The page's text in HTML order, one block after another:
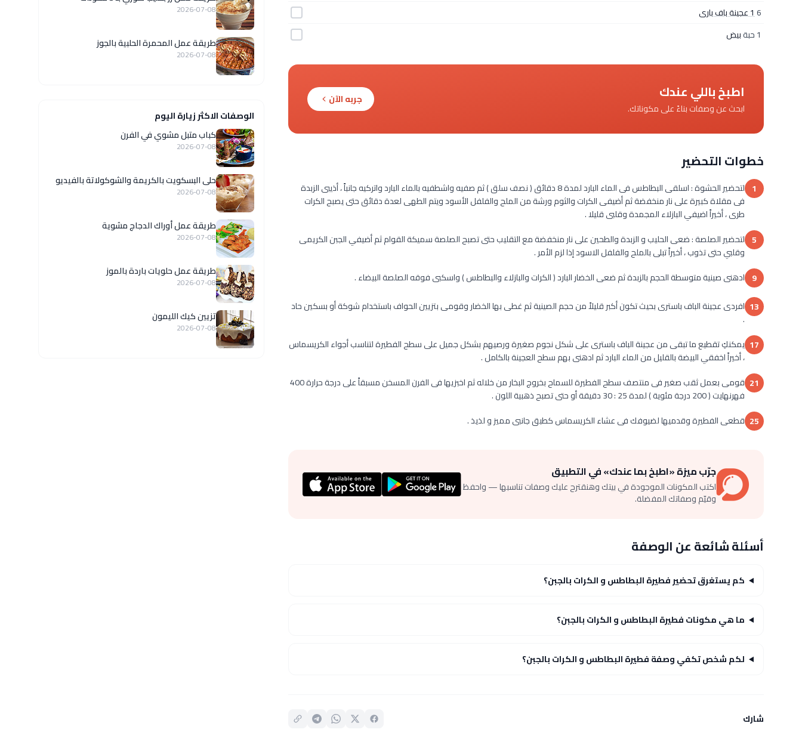
61 عجينة باف بارى
1 حبة
بيض
اطبخ باللي عندك
ابحث عن وصفات بناءً على مكوناتك.
جربه الآن
خطوات التحضير
1
لتحضير الحشوة : اسلقى البطاطس فى الماء البارد لمدة 8 دقائق ( نصف سلق ) ثم صفيه واشطفيه بالماء البارد واتركيه جانباً ، أذيبى الزبدة
فى مقلاة كبيرة على نار منخفضة ثم أضيفى الكرات والثوم ورشة من الملح والفلفل الأسود ويتم الطهى لعدة دقائق حتى يصبح الكرات
طرى ، أخيراً اضيفي البازلاء المجمدة وقلبى قليلا .
5 لتحضير الصلصة : ضعى الحليب و الزبدة والطحين على نار منخفضة مع التقليب حتى تصبح الصلصة سميكة القوام ثم أضيفي الجبن الكريمى
وقلبي حتى تذوب ، أخيراً تبلى بالملح والفلفل الاسود إذا لزم الأمر .
9 ادهنى صينية متوسطة الحجم بالزبدة ثم ضعى الخضار البارد ( الكرات والبازلاء والبطاطس ) واسكبى فوقه الصلصة البيضاء .
13 افردى عجينة الباف باسترى بحيث تكون أكبر قليلاً من حجم الصينية ثم غطى بها الخضار وقومى بتزيين الحواف باستخدام شوكة أو بسكين حاد
.
17 يمكنكِ تقطيع ما تبقى من عجينة الباف باسترى على شكل نجوم صغيرة ورصيهم بشكل جميل على سطح الفطيرة لتناسب أجواء الكريسماس
، أخيراً اخفقي البيضة بالقليل من الماء البارد ثم ادهنى بهم سطح العجينة بالكامل .
21
قومى بعمل ثقب صغير فى منتصف سطح الفطيرة للسماح بخروج البخار من خلاله ثم اخبزيها فى الفرن المسخن مسبقاً على درجة حرارة 400
فهرنهايت ( 200 درجة مئوية ) لمدة 25 : 30 دقيقة أو حتى تصبح ذهبية اللون .
25 قطعى الفطيرة وقدميها لضيوفك فى عشاء الكريسماس كطبق جانبى مميز و لذيذ .
جرّب ميزة «اطبخ بما عندك» في التطبيق
اكتب المكونات الموجودة في بيتك وهنقترح عليك وصفات تناسبها — واحفظ
وقيّم وصفاتك المفضلة.
أسئلة شائعة عن الوصفة
كم يستغرق تحضير فطيرة البطاطس و الكرات بالجبن؟
ما هي مكونات فطيرة البطاطس و الكرات بالجبن؟
لكم شخص تكفي وصفة فطيرة البطاطس و الكرات بالجبن؟
شارك
2026-07-08
طريقة عمل المحمرة الحلبية بالجوز
2026-07-08
الوصفات الاكثر زيارة اليوم
كباب متبل مشوي في الفرن
2026-07-08
حلى البسكويت بالكريمة والشوكولاتة بالفيديو
2026-07-08
طريقة عمل أوراك الدجاج مشوية
2026-07-08
طريقة عمل حلويات باردة بالموز
2026-07-08
تزيين كيك الليمون
2026-07-08